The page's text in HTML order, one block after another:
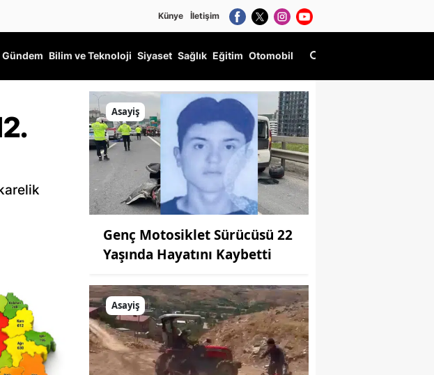
Künye İletişim
Gündem Bilim ve Teknoloji Siyaset Sağlık Eğitim Otomobil
Asayiş
Genç Motosiklet Sürücüsü 22
Yaşında Hayatını Kaybetti
Asayiş